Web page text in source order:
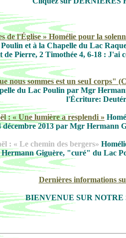
de l'Église » Homélie pour la
et à la Chapelle du Lac
de Pierre, 2 Timothée 4, 6-18 : J'ai
nous sommes est un seuI corps"
du Lac Poulin par Mgr
l'Écriture:
: « Une lumière a resplendi »
décembre 2013 par Mgr Hermann
: « Le chemin des bergers»
Giguère, "curé" du Lac
Dernières informations
BIENVENUE SUR